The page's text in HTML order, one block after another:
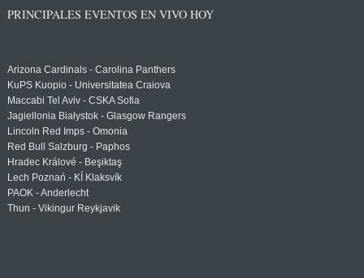
PRINCIPALES EVENTOS EN VIVO HOY
Arizona Cardinals - Carolina Panthers
KuPS Kuopio - Universitatea Craiova
Maccabi Tel Aviv - CSKA Sofia
Jagiellonia Białystok - Glasgow Rangers
Lincoln Red Imps - Omonia
Red Bull Salzburg - Paphos
Hradec Králové - Beşiktaş
Lech Poznań - KÍ Klaksvík
PAOK - Anderlecht
Thun - Vikingur Reykjavik